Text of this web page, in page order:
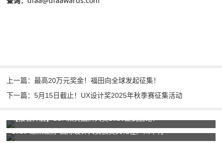
上一篇：最高20万元奖金！福田向全球发起征集！
下一篇：5月15日截止！UX设计奖2025年秋季赛征集活动